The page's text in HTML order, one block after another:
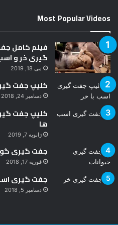
Most Popular Videos
فیلم کامل
گیری خر و
می 18, 2019
کلیپ جفت
دسامبر 24, 2018
کلیپ جفت
ها
ژانویه 7, 2019
جفت گیری
فوریه 17, 2018
جفت گیری
دسامبر 5, 2018